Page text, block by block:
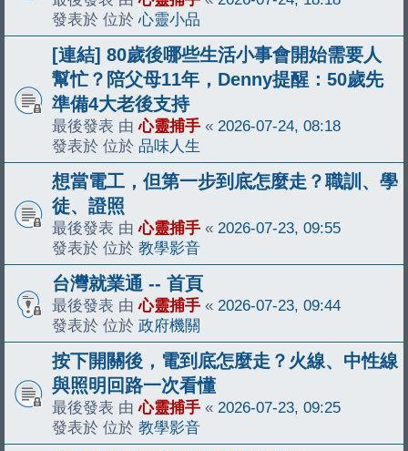
發表於 位於心靈小品
[連結] 80歲後哪些生活小事會開始需要人
幫忙？陪父母11年，Denny提醒：50歲先
準備4大老後支持
最後發表 由心靈捕手 « 2026-07-24, 08:18
發表於 位於 品味人生
想當電工，但第一步到底怎麼走？職訓、學
徒、證照
最後發表 由心靈捕手 « 2026-07-23, 09:55
發表於 位於 教學影音
台灣就業通 -- 首頁
最後發表 由心靈捕手 « 2026-07-23, 09:44
發表於 位於 政府機關
按下開關後，電到底怎麼走？火線、中性線
與照明回路一次看懂
最後發表 由心靈捕手 « 2026-07-23, 09:25
發表於 位於 教學影音